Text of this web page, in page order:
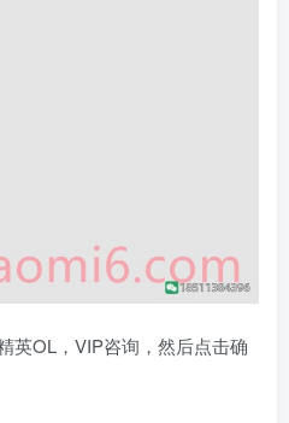
英OL，VIP咨询，然后点击确